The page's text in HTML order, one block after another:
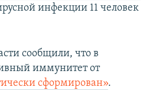
инфекции 11 человек
сообщили, что в
иммунитет от
сформирован».